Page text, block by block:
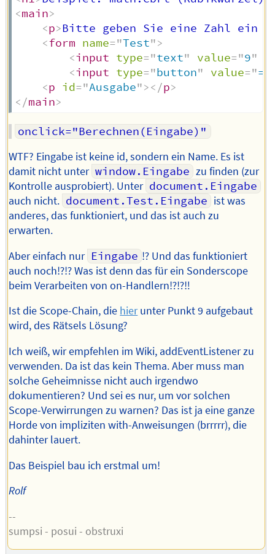
<main>
<p>Bitte geben Sie eine Zahl ein
<form name="Test">
<input type="text" value="9"
<input type="button" value="=
<p id="Ausgabe"></p>
</main>
onclick="Berechnen(Eingabe)"
WTF? Eingabe ist keine id, sondern ein Name. Es ist
damit nicht unter window.Eingabe zu finden (zur
Kontrolle ausprobiert). Unter document.Eingabe
auch nicht. document.Test.Eingabe ist was
anderes, das funktioniert, und das ist auch zu
erwarten.
Aber einfach nur Eingabe ⁉️ Und das funktioniert
auch noch⁉️⁉️ Was ist denn das für ein Sonderscope
beim Verarbeiten von on-Handlern⁉️⁉️‼️
Ist die Scope-Chain, die hierunter Punkt 9 aufgebaut
wird, des Rätsels Lösung?
Ich weiß, wir empfehlen im Wiki, addEventListener zu
verwenden. Da ist das kein Thema. Aber muss man
solche Geheimnisse nicht auch irgendwo
dokumentieren? Und sei es nur, um vor solchen
Scope-Verwirrungen zu warnen? Das ist ja eine ganze
Horde von impliziten with-Anweisungen (brrrrr), die
dahinter lauert.
Das Beispiel bau ich erstmal um!
Rolf
--
sumpsi - posui - obstruxi